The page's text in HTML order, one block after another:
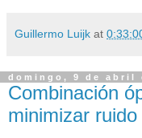
Guillermo Luijk at
domingo, 9 de abril
Combinación
minimizar